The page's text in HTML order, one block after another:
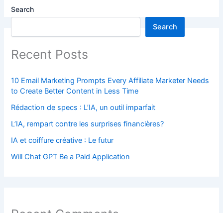
Search
Search
Recent Posts
10 Email Marketing Prompts Every Affiliate Marketer Needs
to Create Better Content in Less Time
Rédaction de specs : L’IA, un outil imparfait
L’IA, rempart contre les surprises financières?
IA et coiffure créative : Le futur
Will Chat GPT Be a Paid Application